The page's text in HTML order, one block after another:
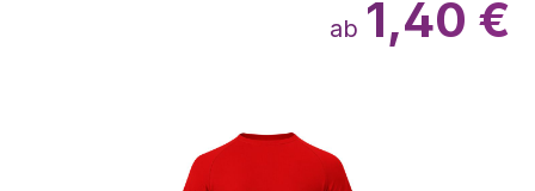
ab 1,40 €